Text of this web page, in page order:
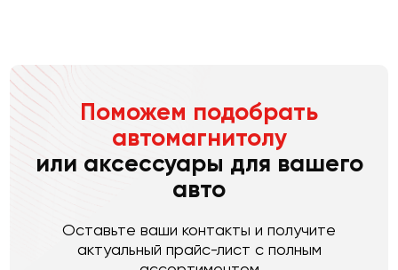
Поможем подобрать
автомагнитолу
или аксессуары для вашего
авто
Оставьте ваши контакты и получите
актуальный прайс-лист с полным